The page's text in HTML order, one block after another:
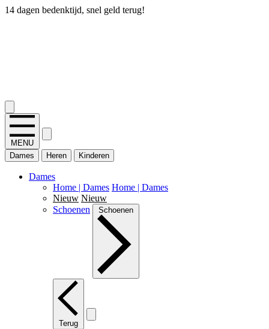
14 dagen bedenktijd, snel geld terug!
MENU
Dames
Heren Kinderen
Dames
Home | Dames Home | Dames
Nieuw Nieuw
Schoenen
Schoenen
Terug